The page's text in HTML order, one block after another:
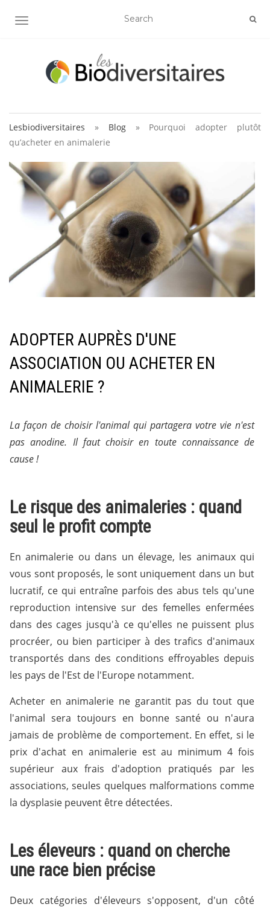
AFFICHER/MASQUER LA NAVIGATION
Lesbiodiversitaires » Blog» Pourquoi adopter plutôt
qu’acheter en animalerie
ADOPTER AUPRÈS D'UNE
ASSOCIATION OU ACHETER EN
ANIMALERIE ?
La façon de choisir l'animal qui partagera votre vie n'est
pas anodine. Il faut choisir en toute connaissance de
cause !
Le risque des animaleries : quand
seul le profit compte
En animalerie ou dans un élevage, les animaux qui
vous sont proposés, le sont uniquement dans un but
lucratif, ce qui entraîne parfois des abus tels qu'une
reproduction intensive sur des femelles enfermées
dans des cages jusqu'à ce qu'elles ne puissent plus
procréer, ou bien participer à des trafics d'animaux
transportés dans des conditions effroyables depuis
les pays de l'Est de l'Europe notamment.
Acheter en animalerie ne garantit pas du tout que
l'animal sera toujours en bonne santé ou n'aura
jamais de problème de comportement. En effet, si le
prix d'achat en animalerie est au minimum 4 fois
supérieur aux frais d'adoption pratiqués par les
associations, seules quelques malformations comme
la dysplasie peuvent être détectées.
Les éleveurs : quand on cherche
une race bien précise
Deux catégories d'éleveurs s'opposent, d'un côté